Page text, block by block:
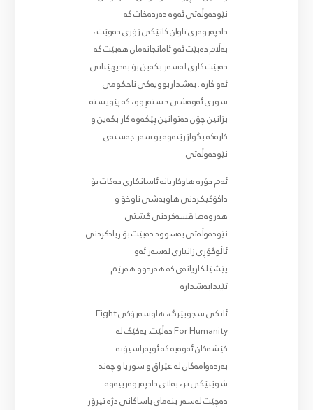
نێودەوڵەتی ئەوە دەردەخات کە
دادپەروەری تاوان کاتێکی زۆری دەوێت ،
بەڵام دەبێت ئەو ئامانجانەمان هەبێت کە
دەبێت کاری لەسەر بکەین بۆ بەدیهێنانی
ئەو کارە . بەشداربوویەکی ناحکومی
سوری ئەوەشی خستەڕوو، کە پێویستە
بزانین چۆن دەتوانین پێکەوە کار بکەین و
کارەکە بگوازرێتەوە بۆ سەر جەستەی
نێودەوڵەتی
ئەم جۆرە هاوکاریانە ئاسانکاری دەکات بۆ
داکۆکیکردنی هاوبەشی ناوخۆ و
هەروەها قسەکردنی گشتی
نێودەوڵەتی بەسوود دەبێت بۆ زیادکردنی
ئاڵوگۆڕی زانیاری لەسەر ئەو
پێشێلکاریانەی کە هەردوو هەرێم
تێیدابەشدارە
ئانکی سجۆبێرگ، هاوسەرۆکی Fight
For Humanity دەڵێت: یەکێک لە
کێشەکان ئەوەیە کە ئۆپەراسیۆنە
بەردەوامەکان لە عێراق و سوریا و چەند
شوێنێکی تر، بەلای دادپەروەرییەوە
دەچێت لەسەر بنەمای یاساکانی دژە تیرۆر